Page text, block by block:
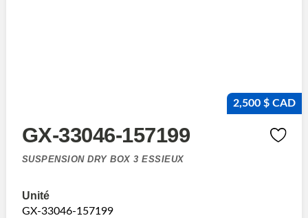
2,500 $ CAD
GX-33046-157199
SUSPENSION DRY BOX 3 ESSIEUX
Unité
GX-33046-157199